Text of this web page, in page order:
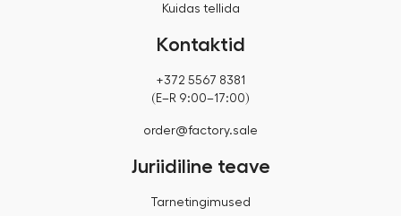
Kuidas tellida
Kontaktid
+372 5567 8381
(E–R 9:00–17:00)
order@factory.sale
Juriidiline teave
Tarnetingimused